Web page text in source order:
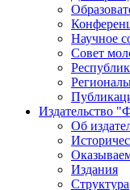
Научное
Совет
Издательство
Об
Издания
Структура